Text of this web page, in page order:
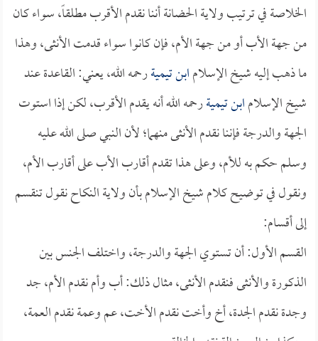
الخلاصة في ترتيب ولاية الحضانة أننا نقدم الأقرب مطلقاً، سواء كان
من جهة الأب أو من جهة الأم، فإن كانوا سواء قدمت الأنثى، وهذا
ما ذهب إليه شيخ الإسلامابن تيميةرحمه الله، يعني: القاعدة عند
شيخ الإسلامابن تيميةرحمه الله أنه يقدم الأقرب، لكن إذا استوت
الجهة والدرجة فإننا نقدم الأنثى منهما؛ لأن النبي صلى الله عليه
وسلم حكم به للأم، وعلى هذا تقدم أقارب الأب على أقارب الأم،
ونقول في توضيح كلام شيخ الإسلام بأن ولاية النكاح نقول تنقسم
إلى أقسام:
القسم الأول: أن تستوي الجهة والدرجة، واختلف الجنس بين
الذكورة والأنثى فنقدم الأنثى، مثال ذلك: أب وأم نقدم الأم، جد
وجدة نقدم الجدة، أخ وأخت نقدم الأخت، عم وعمة نقدم العمة،